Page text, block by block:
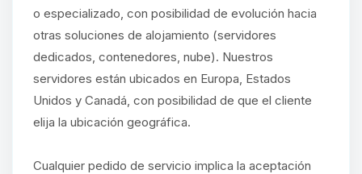
o especializado, con posibilidad de evolución hacia
otras soluciones de alojamiento (servidores
dedicados, contenedores, nube). Nuestros
servidores están ubicados en Europa, Estados
Unidos y Canadá, con posibilidad de que el cliente
elija la ubicación geográfica.
Cualquier pedido de servicio implica la aceptación